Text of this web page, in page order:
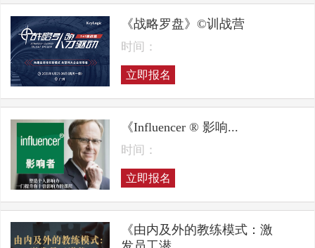
《战略罗盘》©训战营
时间：
立即报名
《Influencer ® 影响...
时间：
立即报名
《由内及外的教练模式：激